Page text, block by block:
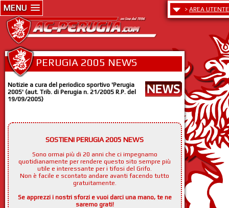
MENU > AREA UTENTE
PERUGIA 2005 NEWS
Notizie a cura del periodico sportivo 'Perugia
2005' (aut. Trib. di Perugia n. 21/2005 R.P. del
19/09/2005)
SOSTIENI PERUGIA 2005 NEWS
Sono ormai più di 20 anni che ci impegnamo
quotidianamente per rendere questo sito sempre più
utile e interessante per i tifosi del Grifo.
Non è facile e scontato andare avanti facendo tutto
gratuitamente.
Se apprezzi i nostri sforzi e vuoi darci una mano, te ne
saremo grati!